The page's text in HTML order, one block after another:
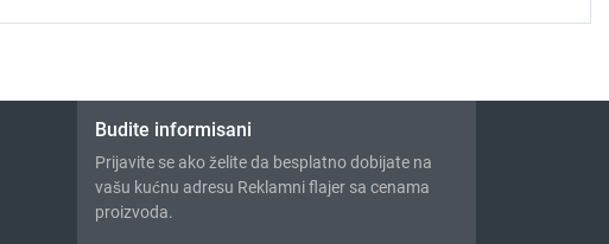
Budite informisani
Prijavite se ako želite da besplatno dobijate na
vašu kućnu adresu Reklamni flajer sa cenama
proizvoda.